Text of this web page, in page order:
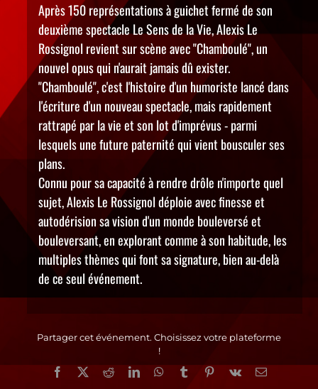
Après 150 représentations à guichet fermé de son
deuxième spectacle Le Sens de la Vie, Alexis Le
Rossignol revient sur scène avec "Chamboulé", un
nouvel opus qui n'aurait jamais dû exister.
"Chamboulé", c'est l'histoire d'un humoriste lancé dans
l'écriture d'un nouveau spectacle, mais rapidement
rattrapé par la vie et son lot d'imprévus - parmi
lesquels une future paternité qui vient bousculer ses
plans.
Connu pour sa capacité à rendre drôle n'importe quel
sujet, Alexis Le Rossignol déploie avec finesse et
autodérision sa vision d'un monde bouleversé et
bouleversant, en explorant comme à son habitude, les
multiples thèmes qui font sa signature, bien au-delà
de ce seul événement.
Partager cet événement. Choisissez votre plateforme
!
Facebook
X RedditLinkedInWhatsApp
TumblrPinterest
Vk Email